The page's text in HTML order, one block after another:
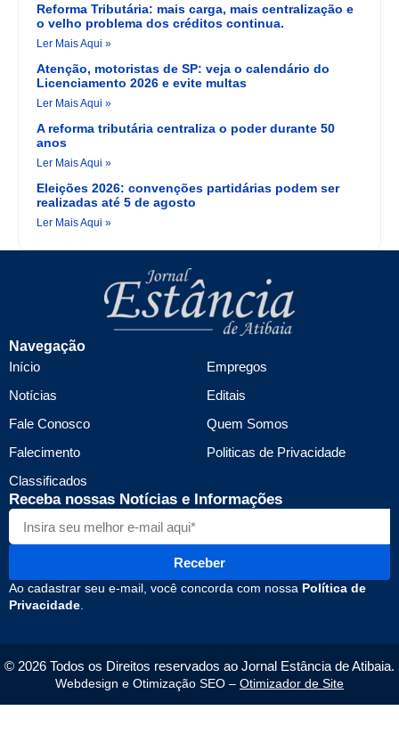
Reforma Tributária: mais carga, mais centralização e
o velho problema dos créditos continua.
Ler Mais Aqui »
Atenção, motoristas de SP: veja o calendário do
Licenciamento 2026 e evite multas
Ler Mais Aqui »
A reforma tributária centraliza o poder durante 50
anos
Ler Mais Aqui »
Eleições 2026: convenções partidárias podem ser
realizadas até 5 de agosto
Ler Mais Aqui »
Navegação
Início
Notícias
Fale Conosco
Falecimento
Classificados
Empregos
Editais
Quem Somos
Politicas de Privacidade
Receba nossas Notícias e Informações
Receber
Ao cadastrar seu e-mail, você concorda com nossa Política de
Privacidade
© 2026 Todos os Direitos reservados ao Jornal Estância de Atibaia.
Webdesign e Otimização SEO – Otimizador de Site